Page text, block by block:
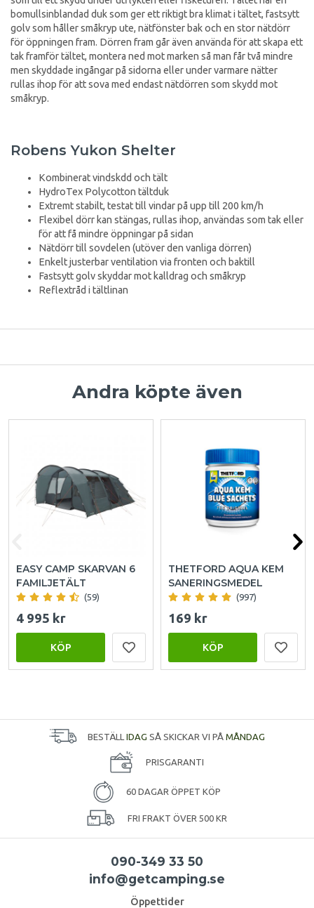
bomullsinblandad duk som ger ett riktigt bra klimat i tältet, fastsytt
golv som håller småkryp ute, nätfönster bak och en stor nätdörr
för öppningen fram. Dörren fram går även använda för att skapa ett
tak framför tältet, montera ned mot marken så man får två mindre
men skyddade ingångar på sidorna eller under varmare nätter
rullas ihop för att sova med endast nätdörren som skydd mot
småkryp.
Robens Yukon Shelter
Kombinerat vindskdd och tält
HydroTex Polycotton tältduk
Extremt stabilt, testat till vindar på upp till 200 km/h
Flexibel dörr kan stängas, rullas ihop, användas som tak eller
för att få mindre öppningar på sidan
Nätdörr till sovdelen (utöver den vanliga dörren)
Enkelt justerbar ventilation via fronten och baktill
Fastsytt golv skyddar mot kalldrag och småkryp
Reflextråd i tältlinan
Andra köpte även
EASY CAMP SKARVAN 6
FAMILJETÄLT
(59)
4 995 kr
KÖP
THETFORD AQUA KEM
SANERINGSMEDEL
(997)
169 kr
KÖP
BESTÄLL IDAG SÅ SKICKAR VI PÅ MÅNDAG
PRISGARANTI
60 DAGAR ÖPPET KÖP
FRI FRAKT ÖVER 500 KR
090-349 33 50
info@getcamping.se
Öppettider